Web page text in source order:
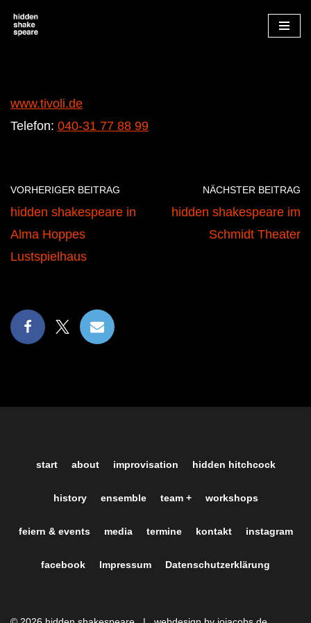
Zum
www.tivoli.de
Telefon: 040-31 77 88 99
VORHERIGER BEITRAG
hidden shakespeare in
Alma Hoppes
Lustspielhaus
NÄCHSTER BEITRAG
hidden shakespeare im
Schmidt Theater
start about improvisation hidden hitchcock
history ensemble team + workshops
feiern & events media termine kontakt instagram
facebook Impressum Datenschutzerklärung